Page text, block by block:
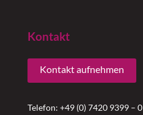
Kontakt
Kontakt aufnehmen
Telefon: +49 (0) 7420 9399 – 0